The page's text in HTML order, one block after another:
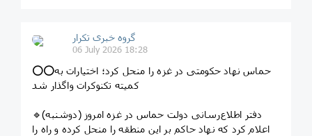
گروه خبری تکرار
06 July 2026 18:28
⭕️⭕️حماس نهاد حکومتی در غزه را منحل کرد؛ اختیارات به
کمیته تکنوکرات واگذار شد
🔹دفتر اطلاع‌رسانی دولت حماس در غزه امروز (دوشنبه)
اعلام کرد که نهاد حاکم بر این منطقه را منحل کرده و راه را